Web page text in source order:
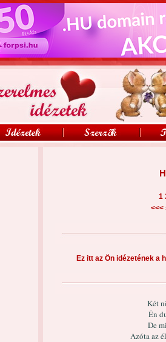
1
<<<
Ez itt az Ön idézetének a
Két
Én
De
Azóta az